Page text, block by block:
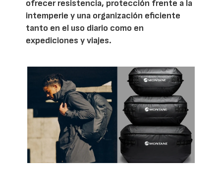
ofrecer resistencia, protección frente a la
intemperie y una organización eficiente
tanto en el uso diario como en
expediciones y viajes.